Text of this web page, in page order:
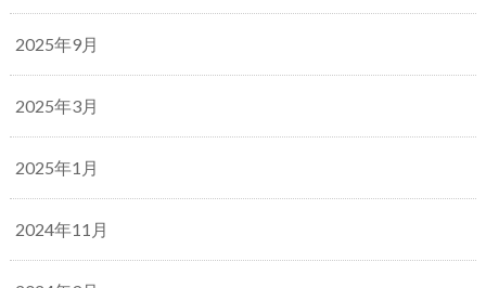
2025年9月
2025年3月
2025年1月
2024年11月